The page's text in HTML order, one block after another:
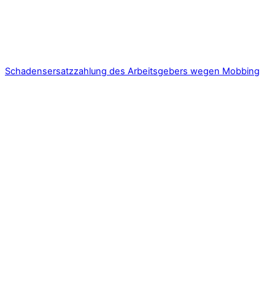
Schadensersatzzahlung des Arbeitsgebers wegen Mobbing